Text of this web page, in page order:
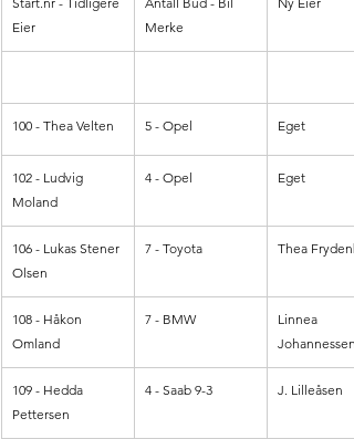
Eier
Merke
100 - Thea Velten 5 - Opel Eget
102 - Ludvig
Moland
4 - Opel Eget
106 - Lukas Stener
Olsen
7 - Toyota Thea
108 - Håkon
Omland
7 - BMW
Linnea
Johannessen
109 - Hedda
Pettersen
4 - Saab 9-3 J. Lilleåsen